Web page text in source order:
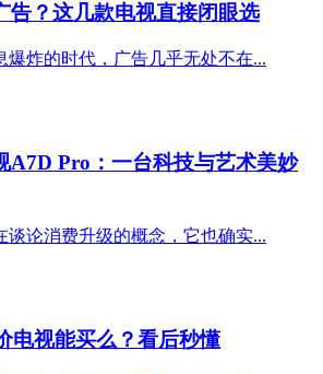
告？这几款电视直接闭眼选
爆炸的时代，广告几乎无处不在...
A7D Pro：一台科技与艺术美妙
谈论消费升级的概念，它也确实...
电视能买么？看后秒懂